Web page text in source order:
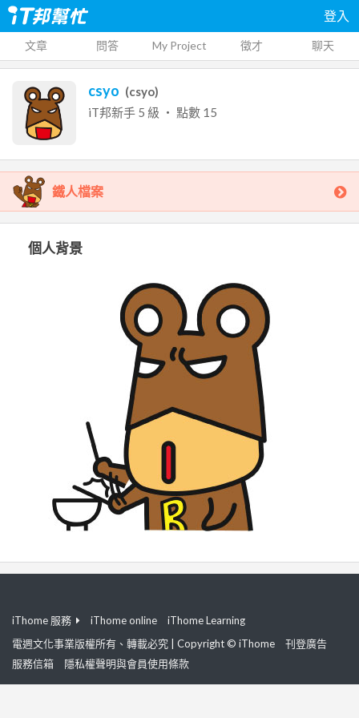
登入
文章 問答 My Project 徵才 聊天
csyo (csyo)
iT邦新手 5 級 ‧ 點數 15
鐵人檔案
個人背景
iThome 服務 iThome online
iThome Learning
電週文化事業版權所有、轉載必究 | Copyright © iThome
刊登廣告
服務信箱
隱私權聲明與會員使用條款